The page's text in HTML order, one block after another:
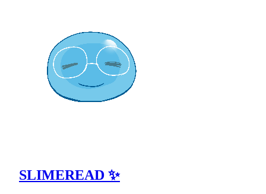
SLIMEREAD ✨